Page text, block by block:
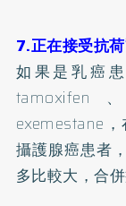
7.正在接受抗
如果是乳癌
tamoxifen
exemestane
攝護腺癌患者
多比較大，合